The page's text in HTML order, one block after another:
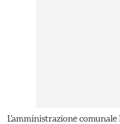
L’amministrazione